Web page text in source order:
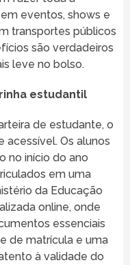
eventos, shows e
transportes públicos
são verdadeiros
leve no bolso.
estudantil
de estudante, o
Os alunos
no início do ano
em uma
da Educação
online, onde
essenciais
de matrícula e uma
à validade do